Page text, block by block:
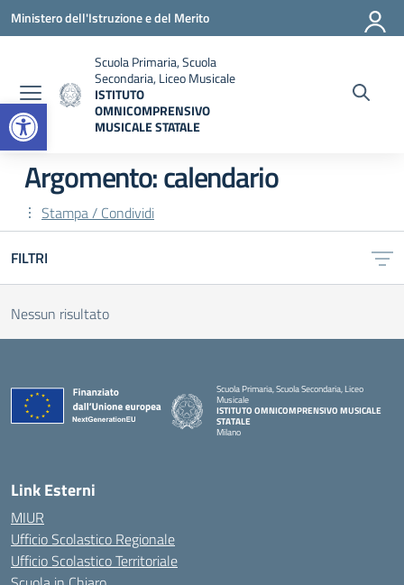
Open toolbar
Vai ai contenuti
Vai al menu di navigazione
Vai al footer
Ministero dell'Istruzione e del Merito
Scuola Primaria, Scuola
Secondaria, Liceo Musicale
ISTITUTO
OMNICOMPRENSIVO
MUSICALE STATALE
Argomento: calendario
Stampa / Condividi
FILTRI
Nessun risultato
Scuola Primaria, Scuola Secondaria, Liceo
Musicale
ISTITUTO OMNICOMPRENSIVO MUSICALE
STATALE
Milano
Link Esterni
MIUR
Ufficio Scolastico Regionale
Ufficio Scolastico Territoriale